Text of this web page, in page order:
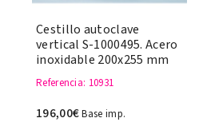
Cestillo autoclave
vertical S-1000495. Acero
inoxidable 200x255 mm
Referencia: 10931
196,00€Base imp.